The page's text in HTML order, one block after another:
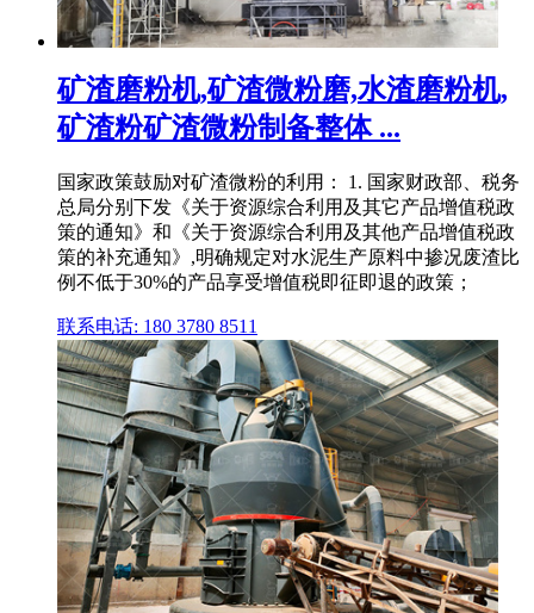
矿渣磨粉机,矿渣微粉磨,水渣磨粉机,
矿渣粉矿渣微粉制备整体 ...
国家政策鼓励对矿渣微粉的利用： 1. 国家财政部、税务
总局分别下发《关于资源综合利用及其它产品增值税政
策的通知》和《关于资源综合利用及其他产品增值税政
策的补充通知》,明确规定对水泥生产原料中掺况废渣比
例不低于30%的产品享受增值税即征即退的政策；
联系电话: 180 3780 8511